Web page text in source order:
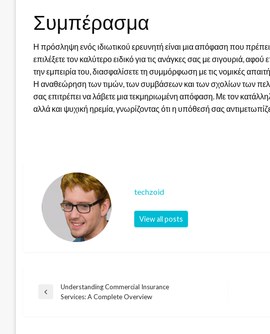
Συμπέρασμα
Η πρόσληψη ενός ιδιωτικού ερευνητή είναι μια απόφαση που
επιλέξετε τον καλύτερο ειδικό για τις ανάγκες σας με σιγουριά,
την εμπειρία του, διασφαλίσετε τη συμμόρφωση με τις νομικές
Η αναθεώρηση των τιμών, των συμβάσεων και των σχολίων των
σας επιτρέπει να λάβετε μια τεκμηριωμένη απόφαση. Με τον
αλλά και ψυχική ηρεμία, γνωρίζοντας ότι η υπόθεσή σας
techzoid
View all posts
Post
Previous
Understanding Commercial Insurance
Services: A Complete Overview